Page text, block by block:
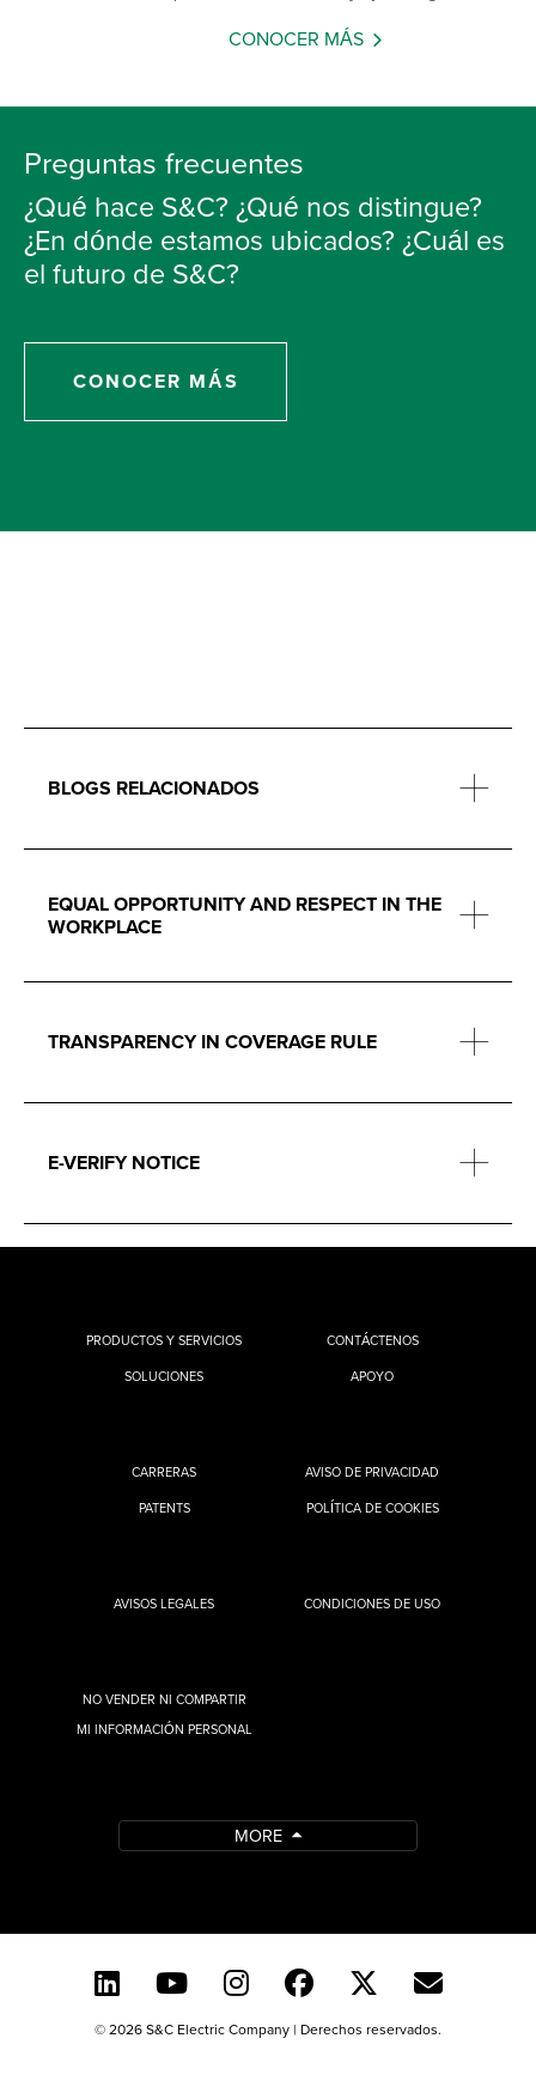
CONOCER MÁS
Preguntas frecuentes
¿Qué hace S&C? ¿Qué nos distingue?
¿En dónde estamos ubicados? ¿Cuál es
el futuro de S&C?
CONOCER MÁS
BLOGS RELACIONADOS
EQUAL OPPORTUNITY AND RESPECT IN THE
WORKPLACE
TRANSPARENCY IN COVERAGE RULE
E-VERIFY NOTICE
PRODUCTOS Y SERVICIOS
SOLUCIONES
CONTÁCTENOS
APOYO
CARRERAS
PATENTS
AVISO DE PRIVACIDAD
POLÍTICA DE COOKIES
AVISOS LEGALES CONDICIONES DE USO
NO VENDER NI COMPARTIR
MI INFORMACIÓN PERSONAL
MORE
© 2026 S&C Electric Company | Derechos reservados.